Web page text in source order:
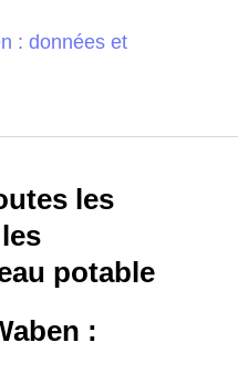
: données et
les
potable
: